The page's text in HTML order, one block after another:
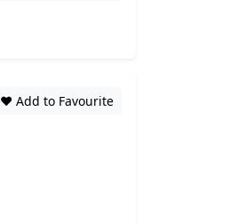
❤️ Add to Favourite